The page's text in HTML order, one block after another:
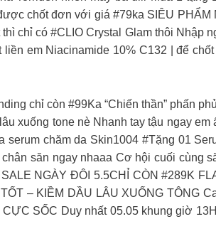
chốt đơn với giá #79ka SIÊU PHẨM
chỉ có #CLIO Crystal Glam thôi Nhập
em Niacinamide 10% C132 | để
chỉ còn #99Ka “Chiến thần” phấn
xuống tone nè Nhanh tay tậu ngay
serum chăm da Skin1004 #Tặng 01
săn ngay nhaaa Cơ hội cuối cùng
NGÀY ĐÔI 5.5CHỈ CÒN #289K
– KIỀM DẦU LÂU XUỐNG TÔNG
SỐC Duy nhất 05.05 khung giờ